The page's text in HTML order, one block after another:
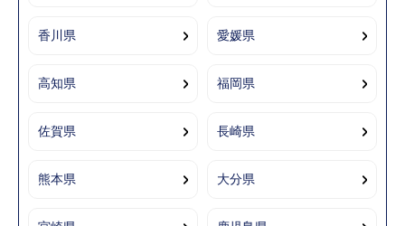
香川県 愛媛県
高知県 福岡県
佐賀県 長崎県
熊本県 大分県